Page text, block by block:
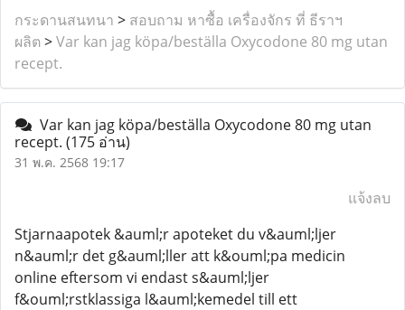
กระดานสนทนา > สอบถาม หาซื้อ เครื่องจักร ที่ ธีราฯ
ผลิต >Var kan jag köpa/beställa Oxycodone 80 mg utan
recept.
Var kan jag köpa/beställa Oxycodone 80 mg utan
recept. (175 อ่าน)
31 พ.ค. 2568 19:17
แจ้งลบ
Stjarnaapotek &auml;r apoteket du v&auml;ljer
n&auml;r det g&auml;ller att k&ouml;pa medicin
online eftersom vi endast s&auml;ljer
f&ouml;rstklassiga l&auml;kemedel till ett